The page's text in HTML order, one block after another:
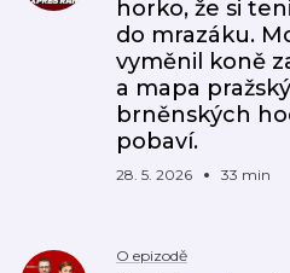
horko, že si
do mrazáku.
vyměnil koně
a mapa
brněnských
pobaví.
28. 5. 2026 33 min
O epizodě